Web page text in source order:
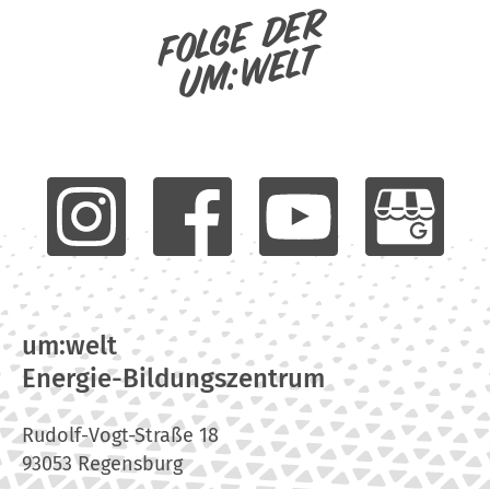
Folge der
um:welt
um:welt
Energie-Bildungszentrum
Rudolf-Vogt-Straße 18
93053 Regensburg